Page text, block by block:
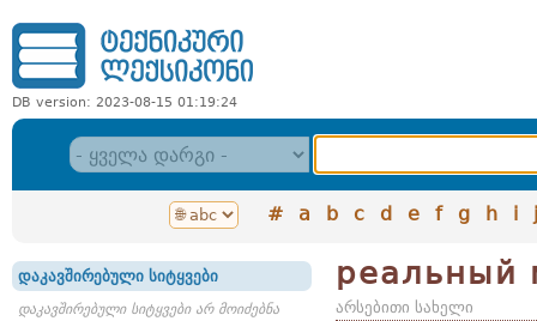
DB version: 2023-08-15 01:19:24
# a b c d e f g h i j
დაკავშირებული სიტყვები
დაკავშირებული სიტყვები არ მოიძებნა
реальный
არსებითი სახელი